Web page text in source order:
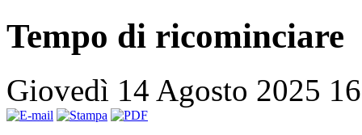
Tempo di ricominciare
Giovedì 14 Agosto 2025